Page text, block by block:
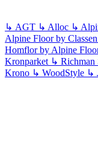
↳ AGT ↳ Alloc ↳
Alpine Floor by Classen
Homflor by Alpine
Kronparket ↳ Richman
Krono ↳ WoodStyle ↳